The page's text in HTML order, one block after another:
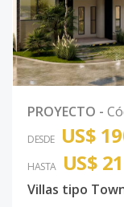
PROYECTO -
DESDE US$
HASTA US$
Villas tipo